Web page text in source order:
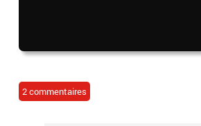
2 commentaires